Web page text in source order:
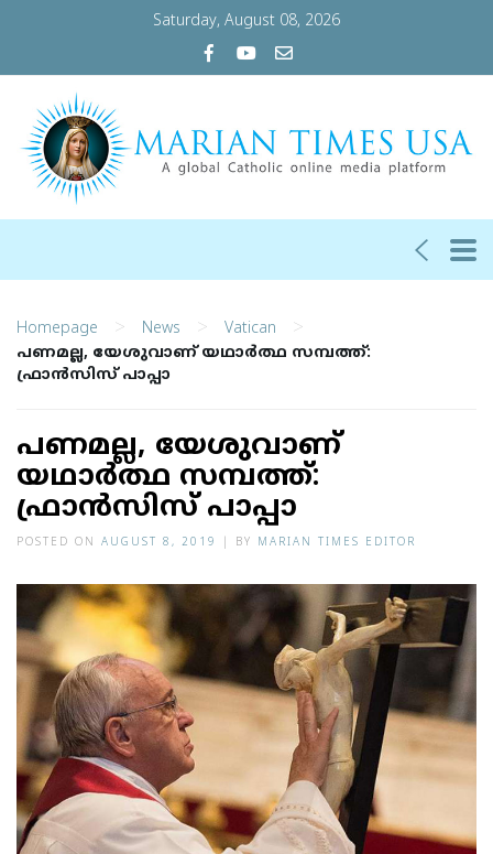
Saturday, August 08, 2026
Homepage > News > Vatican >
പണമല്ല, യേശുവാണ് യഥാര്‍ത്ഥ സമ്പത്ത്:
ഫ്രാന്‍സിസ് പാപ്പാ
പണമല്ല, യേശുവാണ്
യഥാര്‍ത്ഥ സമ്പത്ത്:
ഫ്രാന്‍സിസ് പാപ്പാ
POSTED ON AUGUST 8, 2019 BY MARIAN TIMES EDITOR